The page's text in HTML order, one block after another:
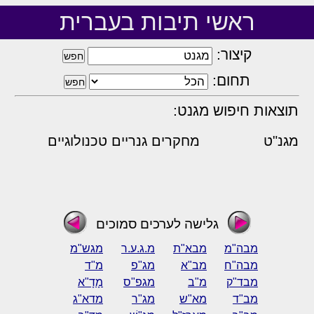
ראשי תיבות בעברית
קיצור:
תחום:
תוצאות חיפוש מגנט:
מגנ"ט מחקרים גנריים טכנולוגיים
גלישה לערכים סמוכים
מבה"מ מבא"ת מ.ג.ע.ר
מגש"מ
מבה"ח
מב"א מג"פ
מ"ד
מבד"ק
מ"ב מגפ"ס
מָדָ"א
מב"ד
מא"ש מג"ר
מדא"ג